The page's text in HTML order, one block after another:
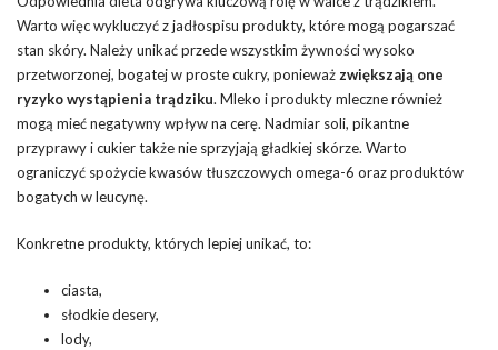
Warto więc wykluczyć z jadłospisu produkty, które mogą pogarszać
stan skóry. Należy unikać przede wszystkim żywności wysoko
przetworzonej, bogatej w proste cukry, ponieważ zwiększają one
ryzyko wystąpienia trądziku. Mleko i produkty mleczne również
mogą mieć negatywny wpływ na cerę. Nadmiar soli, pikantne
przyprawy i cukier także nie sprzyjają gładkiej skórze. Warto
ograniczyć spożycie kwasów tłuszczowych omega-6 oraz produktów
bogatych w leucynę.
Konkretne produkty, których lepiej unikać, to:
ciasta,
słodkie desery,
lody,